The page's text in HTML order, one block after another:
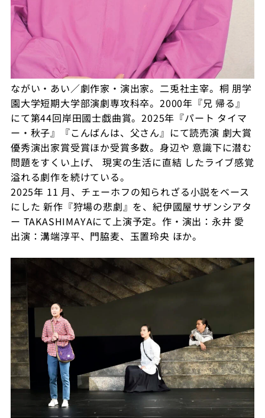
ながい・あい／劇作家・演出家。二兎社主宰。桐 朋学
園大学短期大学部演劇専攻科卒。2000年『兄 帰る』
にて第44回岸田國士戯曲賞。2025年『パート タイマ
ー・秋子』『こんばんは、父さん』にて読売演 劇大賞
優秀演出家賞受賞ほか受賞多数。身辺や 意識下に潜む
問題をすくい上げ、 現実の生活に直結 したライブ感覚
溢れる劇作を続けている。
2025年 11 月、チェーホフの知られざる小説をベース
にした 新作『狩場の悲劇』を、紀伊國屋サザンシアタ
ー TAKASHIMAYAにて上演予定。作・演出：永井 愛
出演：溝端淳平、門脇麦、玉置玲央 ほか。